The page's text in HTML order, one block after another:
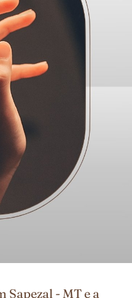
Sapezal - MT e a